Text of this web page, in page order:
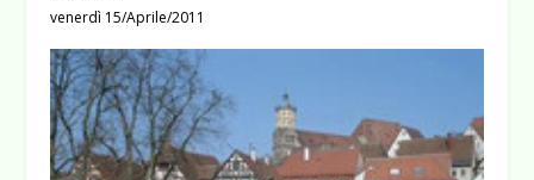
venerdì 15/Aprile/2011